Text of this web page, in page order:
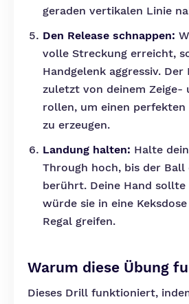
geraden vertikalen Linie
Den Release schnappen:
volle Streckung erreicht,
Handgelenk aggressiv.
zuletzt von deinem Zeige-
rollen, um einen
zu erzeugen.
Landung halten: Halte
Through hoch, bis der Ball
berührt. Deine Hand sollte
würde sie in eine
Regal greifen.
Warum diese Übung
Dieses Drill funktioniert,